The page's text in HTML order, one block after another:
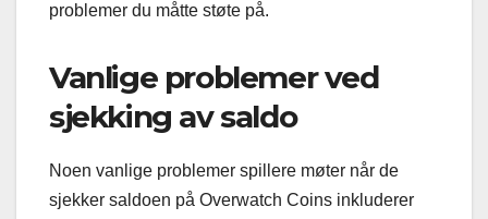
problemer du måtte støte på.
Vanlige problemer ved
sjekking av saldo
Noen vanlige problemer spillere møter når de
sjekker saldoen på Overwatch Coins inkluderer